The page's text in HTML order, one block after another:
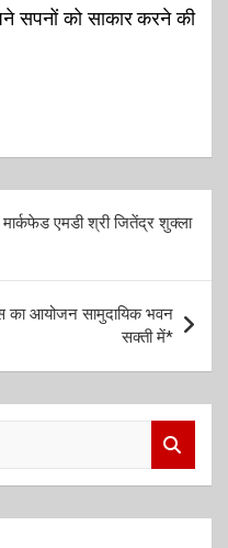
सपनों को साकार करने की
एमडी श्री जितेंद्र शुक्ला
का आयोजन सामुदायिक भवन
सक्ती में*